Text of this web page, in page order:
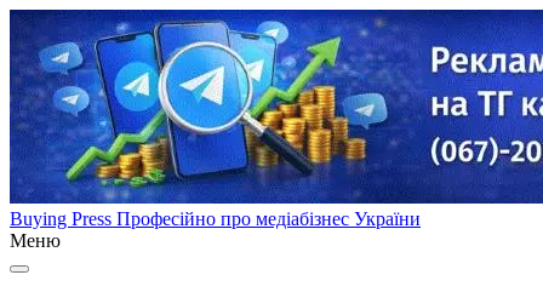
Buying Press Професійно про медіабізнес України
Меню